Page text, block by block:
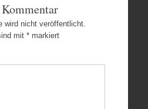
wird nicht veröffentlicht.
mit *markiert